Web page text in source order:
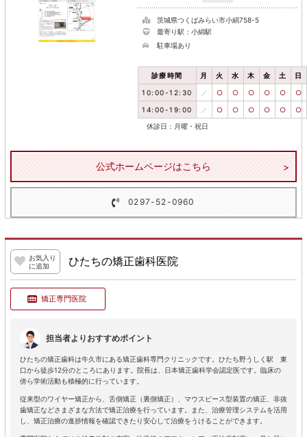
茨城県つくばみらい市小絹758-5
最寄り駅：小絹駅
駐車場あり
診療時間 月 火 水 木 金 土 日
10:00-12:30 ／ ○ ○ ○ ○ ○ ○
14:00-19:00 ／ ○ ○ ○ ○ ○ ○
休診日：月曜・祝日
公式ホームページはこちら
0297-52-0960
お気入り
に追加
ひたちの矯正歯科医院
矯正専門医院
担当者よりおすすめポイント
ひたちの矯正歯科は牛久市にある矯正歯科専門クリニックです。ひたち野うしく駅 東
口から徒歩12分のところにあります。院長は、日本矯正歯科学会認定医です。臨床の
傍ら学術活動も積極的に行っています。
従来型のワイヤー矯正から、舌側矯正（裏側矯正）、マウスピース型装置の矯正、非抜
歯矯正などさまざまな方法で矯正治療を行っています。また、治療管理システムを活用
し、矯正治療の進捗情報を確認できたり安心して治療をうけることができます。